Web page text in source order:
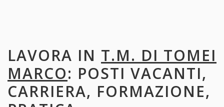
LAVORA IN T.M. DI TOMEI
MARCO: POSTI VACANTI,
CARRIERA, FORMAZIONE,